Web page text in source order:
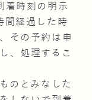
着時刻の明示
間経過した時
その予約は申
、処理するこ
のとみなした